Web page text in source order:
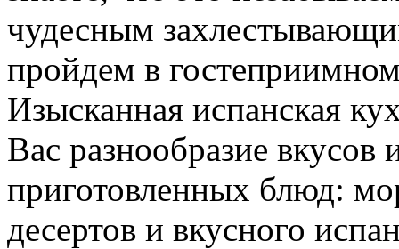
чудесным
пройдем в
Изысканная испанская
Вас разнообразие
приготовленных блюд:
десертов и вкусного